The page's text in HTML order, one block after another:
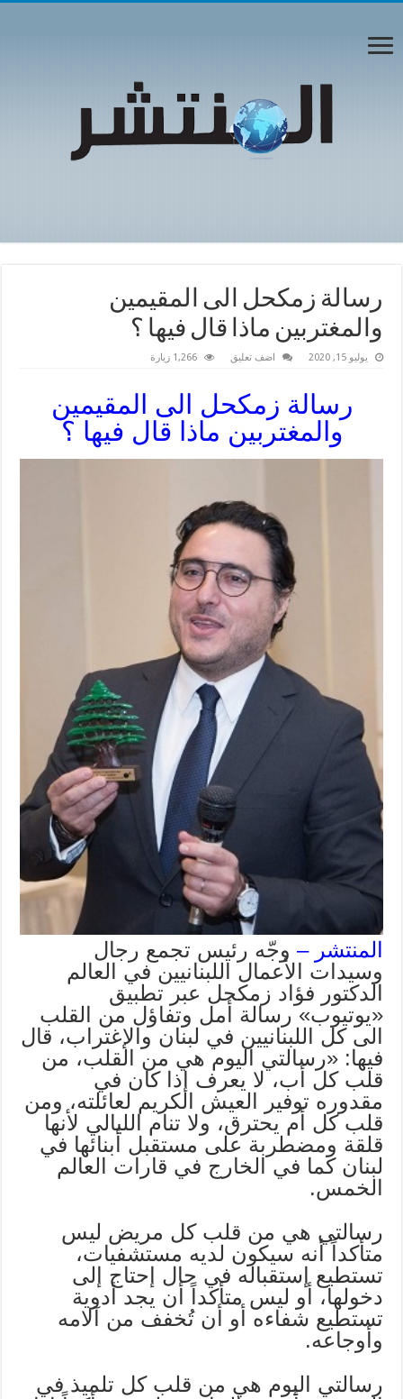
رسالة زمكحل الى المقيمين
والمغتربين ماذا قال فيها ؟
يوليو 15, 2020 اضف تعليق 1,266 زيارة
رسالة زمكحل الى المقيمين
والمغتربين ماذا قال فيها ؟
المنتشر – وجّه رئيس تجمع رجال
وسيدات الأعمال اللبنانيين في العالم
الدكتور فؤاد زمكحل عبر تطبيق
«يوتيوب» رسالة أمل وتفاؤل من القلب
الى كل اللبنانيين في لبنان والإغتراب، قال
فيها: «رسالتي اليوم هي من القلب، من
قلب كل أب، لا يعرف إذا كان في
مقدوره توفير العيش الكريم لعائلته، ومن
قلب كل أم يحترق، ولا تنام الليالي لأنها
قلقة ومضطربة على مستقبل أبنائها في
لبنان كما في الخارج في قارات العالم
الخمس.
رسالتي هي من قلب كل مريض ليس
متأكداً أنه سيكون لديه مستشفيات،
تستطيع إستقباله في حال إحتاج إلى
دخولها، أو ليس متأكداً أن يجد أدوية
تستطيع شفاءه أو أن تُخفف من آلامه
وأوجاعه.
رسالتي اليوم هي من قلب كل تلميذ في